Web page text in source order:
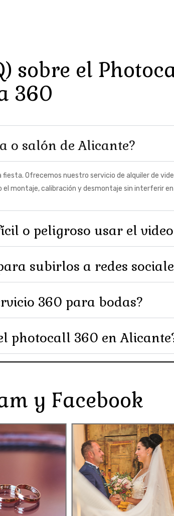
sobre el
360
o salón de Alicante?
Ofrecemos nuestro servicio de alquiler de
el montaje, calibración y desmontaje sin interferir
o peligroso usar el
subirlos a redes
360 para bodas?
photocall 360 en
y Facebook